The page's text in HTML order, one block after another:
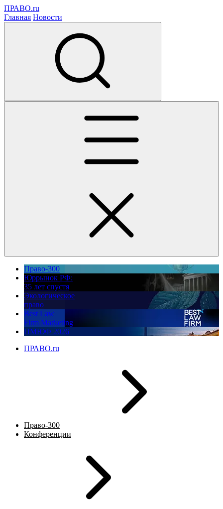
ПРАВО.ru
Главная Новости
Право-300
Юррынок РФ:
35 лет спустя
Экологическое
право
Best Law
Firm Marketing
ПМЮФ 2026
ПРАВО.ru
Право-300
Конференции